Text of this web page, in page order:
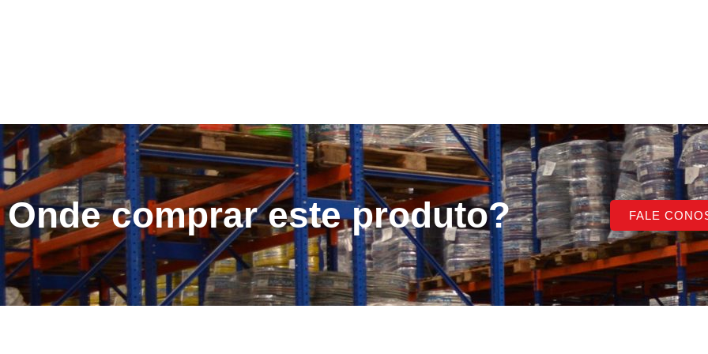
Onde comprar este produto? FALE